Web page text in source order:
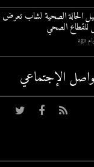
الحالة الصحية لشاب
للقطاع الصحي
اﻹجتماعي